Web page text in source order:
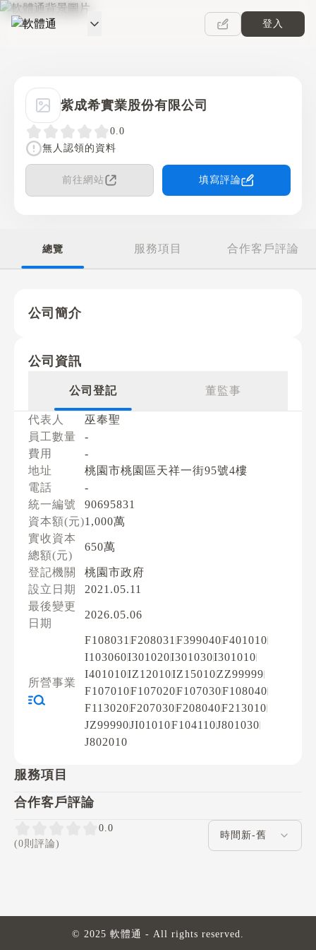
軟體通
登入
紫成希實業股份有限公司
0.0
無人認領的資料
前往網站 填寫評論
總覽 服務項目 合作客戶評論
公司簡介
公司資訊
公司登記 董監事
代表人
巫奉聖
員工數量
-
費用
-
地址
桃園市桃園區天祥一街95號4樓
電話
-
統一編號
90695831
資本額(元)1,000萬
實收資本
總額(元)
650萬
登記機關
桃園市政府
設立日期
2021.05.11
最後變更
日期
2026.05.06
所營事業
F108031 F208031 F399040F401010
I103060I301020I301030I301010
I401010IZ12010IZ15010ZZ99999
F107010F107020F107030F108040
F113020F207030F208040F213010
JZ99990JI01010F104110J801030
J802010
服務項目
合作客戶評論
0.0
(0則評論)
評論排序
© 2025 軟體通 - All rights reserved.